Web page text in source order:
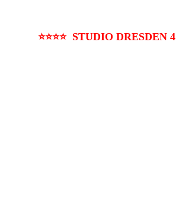
⭐⭐⭐⭐ STUDIO DRESDEN 4